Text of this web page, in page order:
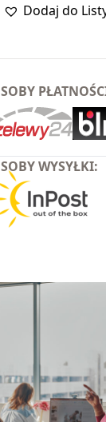
Dodaj do
WYSYŁKI: